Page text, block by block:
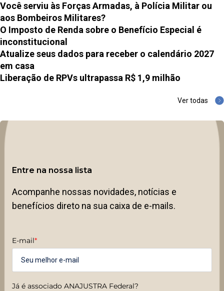
Você serviu às Forças Armadas, à Polícia Militar ou
aos Bombeiros Militares?
O Imposto de Renda sobre o Benefício Especial é
inconstitucional
Atualize seus dados para receber o calendário 2027
em casa
Liberação de RPVs ultrapassa R$ 1,9 milhão
Ver todas
Entre na nossa lista
Acompanhe nossas novidades, notícias e
benefícios direto na sua caixa de e-mails.
E-mail*
Já é associado ANAJUSTRA Federal?